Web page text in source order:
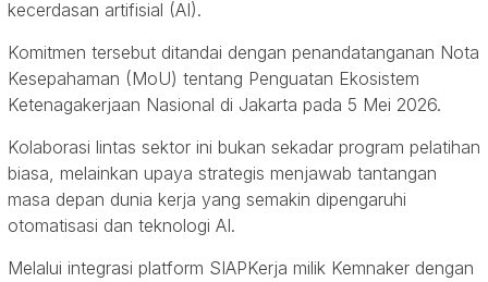
kecerdasan artifisial (AI).
Komitmen tersebut ditandai dengan penandatanganan Nota
Kesepahaman (MoU) tentang Penguatan Ekosistem
Ketenagakerjaan Nasional di Jakarta pada 5 Mei 2026.
Kolaborasi lintas sektor ini bukan sekadar program pelatihan
biasa, melainkan upaya strategis menjawab tantangan
masa depan dunia kerja yang semakin dipengaruhi
otomatisasi dan teknologi AI.
Melalui integrasi platform SIAPKerja milik Kemnaker dengan